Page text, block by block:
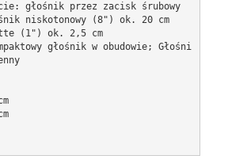
głośnik przez zacisk śrubowy
niskotonowy (8") ok. 20 cm
(1") ok. 2,5 cm
głośnik w obudowie; Głośni